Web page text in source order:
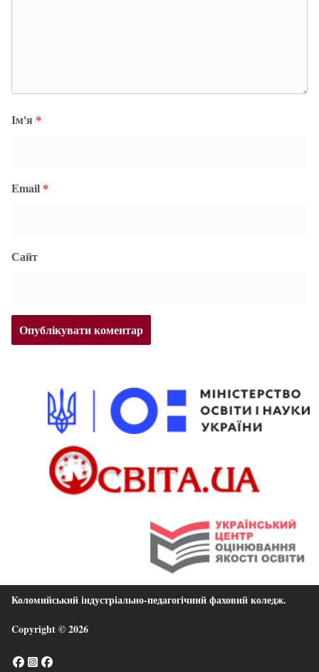
Ім'я *
Email *
Сайт
Коломийський індустріально-педагогічний фаховий коледж.
Copyright © 2026